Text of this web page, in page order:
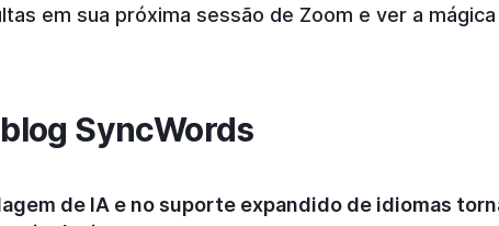
em sua próxima sessão de Zoom e ver a
SyncWords
de IA e no suporte expandido de idiomas